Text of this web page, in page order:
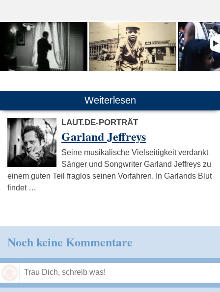
Weiterlesen
LAUT.DE-PORTRÄT
Garland Jeffreys
Seine musikalische Vielseitigkeit verdankt
Sänger und Songwriter Garland Jeffreys zu
einem guten Teil fraglos seinen Vorfahren. In Garlands Blut
findet …
Noch keine Kommentare